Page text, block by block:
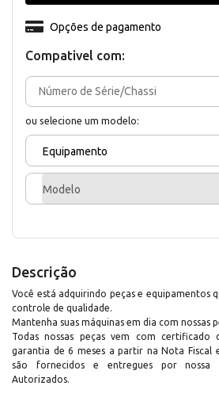
Compativel com:
ou selecione um modelo:
Equipamento
Modelo
Opções de pagamento
Descrição
Você está adquirindo peças e equipamentos
controle de qualidade.
Mantenha suas máquinas em dia com nossas
Todas nossas peças vem com
garantia de 6 meses a partir na Nota Fiscal
são fornecidos e entregues por nossa
Autorizados.